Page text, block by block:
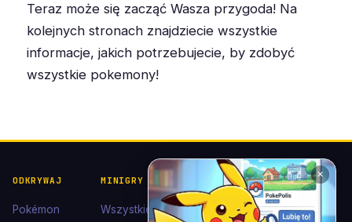
Teraz może się zacząć Wasza przygoda! Na
kolejnych stronach znajdziecie wszystkie
informacje, jakich potrzebujecie, by zdobyć
wszystkie pokemony!
ODKRYWAJ
Pokémon
MINIGRY
Wszystkie
POKÉDEX I
KOLEKCJE
POMOC I
KONTAKT
✕